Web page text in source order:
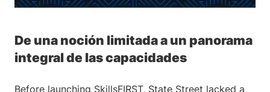
De una noción limitada a un panorama
integral de las capacidades
Before launching SkillsFIRST, State Street lacked a